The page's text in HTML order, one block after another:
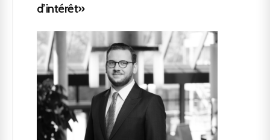
d’intérêt»